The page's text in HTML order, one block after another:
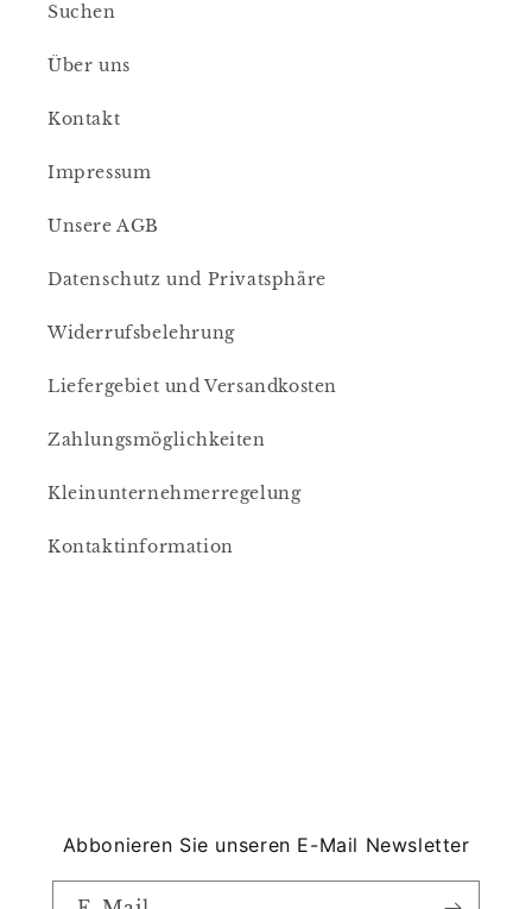
Suchen
Über uns
Kontakt
Impressum
Unsere AGB
Datenschutz und Privatsphäre
Widerrufsbelehrung
Liefergebiet und Versandkosten
Zahlungsmöglichkeiten
Kleinunternehmerregelung
Kontaktinformation
Abbonieren Sie unseren E-Mail Newsletter